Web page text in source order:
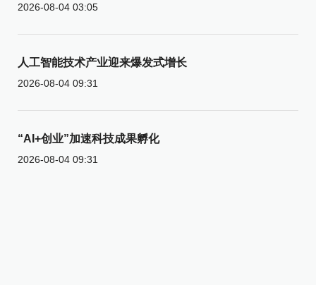
2026-08-04 03:05
人工智能技术产业迎来爆发式增长
2026-08-04 09:31
“AI+创业”加速科技成果孵化
2026-08-04 09:31